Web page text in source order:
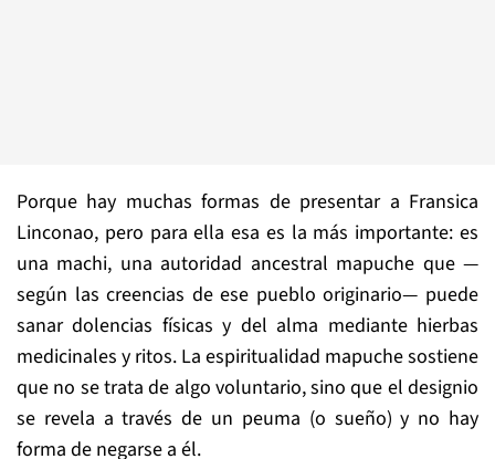
Porque hay muchas formas de presentar a Fransica
Linconao, pero para ella esa es la más importante: es
una machi, una autoridad ancestral mapuche que —
según las creencias de ese pueblo originario— puede
sanar dolencias físicas y del alma mediante hierbas
medicinales y ritos. La espiritualidad mapuche sostiene
que no se trata de algo voluntario, sino que el designio
se revela a través de un peuma (o sueño) y no hay
forma de negarse a él.